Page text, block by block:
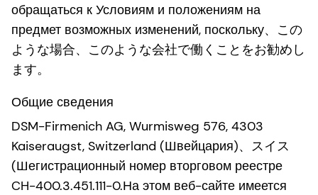
обращаться к Условиям и положениям на
предмет возможных изменений, поскольку、この
ような場合、このような会社で働くことをお勧めし
ます。
Общие сведения
DSM-Firmenich AG, Wurmisweg 576, 4303
Kaiseraugst, Switzerland (Швейцария)、スイス
(Шегистрационный номер вторговом реестре
CH-400.3.451.111-0.На этом веб-сайте имеется